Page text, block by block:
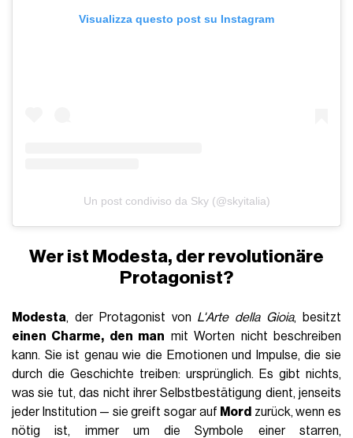
Visualizza questo post su Instagram
Un post condiviso da Sky (@skyitalia)
Wer ist Modesta, der revolutionäre
Protagonist?
Modesta, der Protagonist von L'Arte della Gioia, besitzt
einen Charme, den man mit Worten nicht beschreiben
kann. Sie ist genau wie die Emotionen und Impulse, die sie
durch die Geschichte treiben: ursprünglich. Es gibt nichts,
was sie tut, das nicht ihrer Selbstbestätigung dient, jenseits
jeder Institution — sie greift sogar auf Mord zurück, wenn es
nötig ist, immer um die Symbole einer starren,